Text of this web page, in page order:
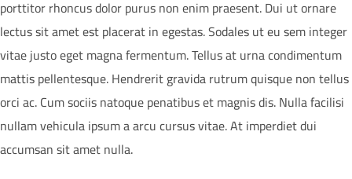
porttitor rhoncus dolor purus non enim praesent. Dui ut ornare
lectus sit amet est placerat in egestas. Sodales ut eu sem integer
vitae justo eget magna fermentum. Tellus at urna condimentum
mattis pellentesque. Hendrerit gravida rutrum quisque non tellus
orci ac. Cum sociis natoque penatibus et magnis dis. Nulla facilisi
nullam vehicula ipsum a arcu cursus vitae. At imperdiet dui
accumsan sit amet nulla.